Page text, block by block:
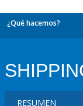
¿Qué hacemos?